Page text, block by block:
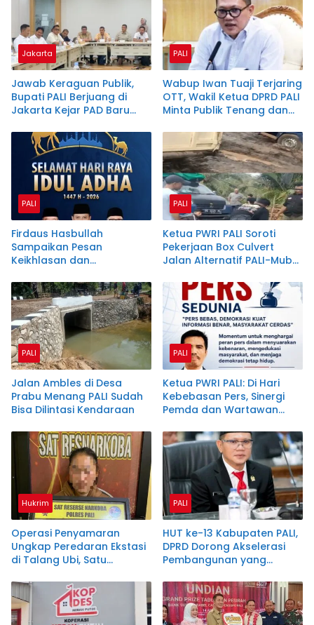
Jakarta
Jawab Keraguan Publik,
Bupati PALI Berjuang di
Jakarta Kejar PAD Baru
PALI
Wabup Iwan Tuaji Terjaring
OTT, Wakil Ketua DPRD PALI
Minta Publik Tenang dan
PALI
Firdaus Hasbullah
Sampaikan Pesan
Keikhlasan dan
Kurban
PALI
Ketua PWRI PALI Soroti
Pekerjaan Box Culvert
Jalan Alternatif PALI-Muba,
Terperosok
PALI
Jalan Ambles di Desa
Prabu Menang PALI Sudah
Bisa Dilintasi Kendaraan
PALI
Ketua PWRI PALI: Di Hari
Kebebasan Pers, Sinergi
Pemda dan Wartawan
Hukrim
Operasi Penyamaran
Ungkap Peredaran Ekstasi
di Talang Ubi, Satu
PALI
HUT ke-13 Kabupaten PALI,
DPRD Dorong Akselerasi
Pembangunan yang
Masyarakat